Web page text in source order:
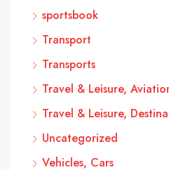
sportsbook
Transport
Transports
Travel & Leisure,
Travel & Leisure,
Uncategorized
Vehicles, Cars